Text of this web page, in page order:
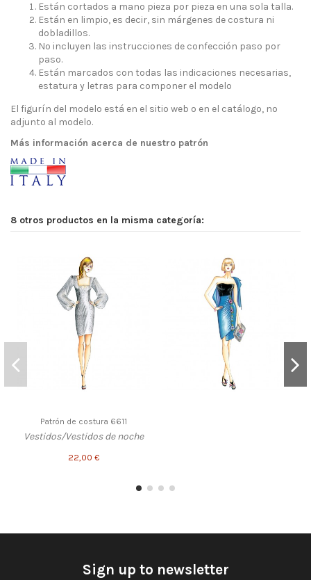
Están cortados a mano pieza por pieza en una sola talla.
Están en limpio, es decir, sin márgenes de costura ni
dobladillos.
No incluyen las instrucciones de confección paso por
paso.
Están marcados con todas las indicaciones necesarias,
estatura y letras para componer el modelo
El figurín del modelo está en el sitio web o en el catálogo, no
adjunto al modelo.
Más información acerca de nuestro patrón
8 otros productos en la misma categoría:
Patrón de costura 6611
Vestidos/Vestidos de noche
22,00 €
Sign up to newsletter